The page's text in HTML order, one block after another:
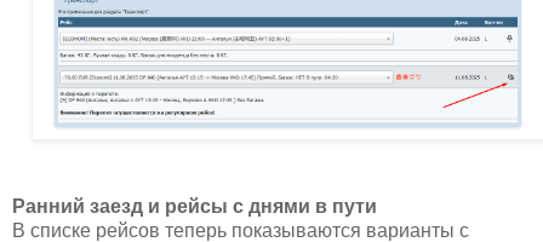
Ранний заезд и рейсы с днями в пути
В списке рейсов теперь показываются варианты с